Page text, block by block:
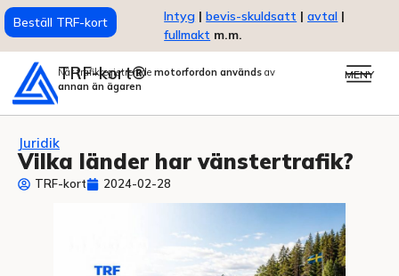
Beställ TRF-kort Intyg | bevis-skuldsatt | avtal |
fullmakt m.m.
TRF-kort®
När trafikregistrerade motorfordon används av
annan än ägaren
MENY
Juridik
Vilka länder har vänstertrafik?
TRF-kort 2024-02-28